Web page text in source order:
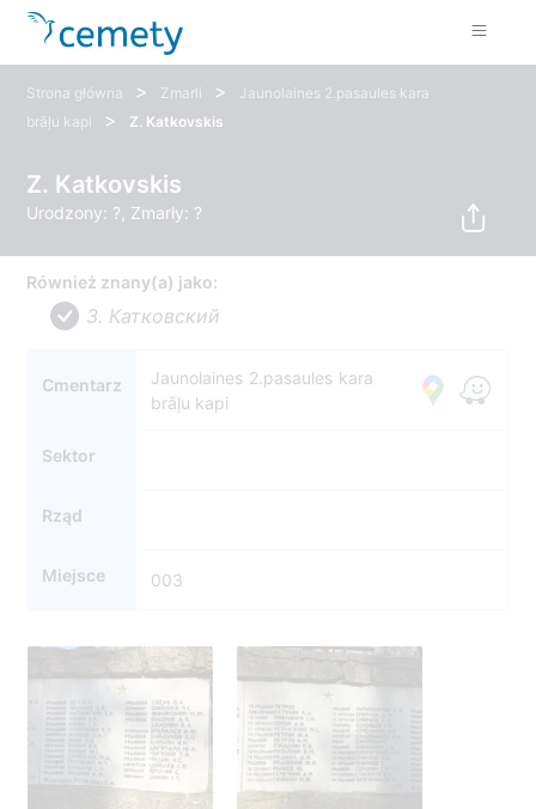
Strona główna > Zmarli >
Jaunolaines 2.pasaules kara
brāļu kapi
> Z. Katkovskis
Z. Katkovskis
Urodzony: ?, Zmarły: ?
Również znany(a) jako:
З. Катковский
Cmentarz
Jaunolaines 2.pasaules kara
brāļu kapi
Sektor
Rząd
Miejsce 003